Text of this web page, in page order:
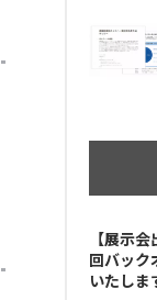
【展示
回バック
いたしま